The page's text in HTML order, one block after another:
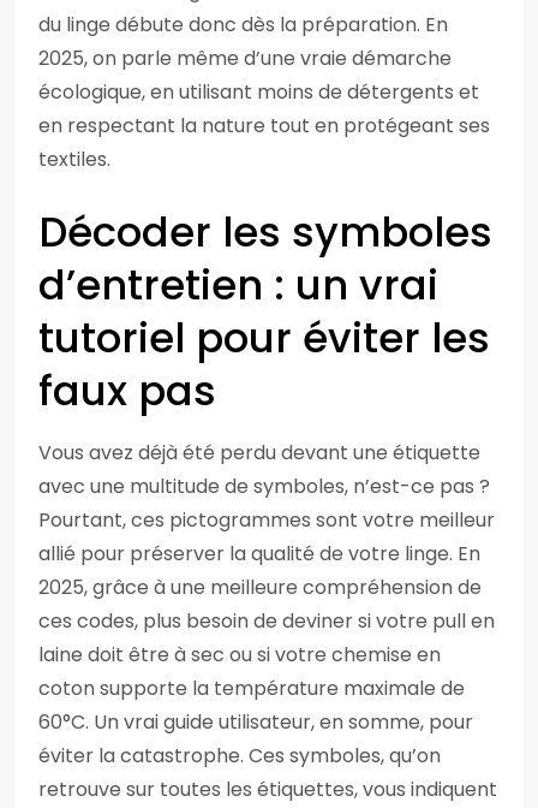
du linge débute donc dès la préparation. En
2025, on parle même d’une vraie démarche
écologique, en utilisant moins de détergents et
en respectant la nature tout en protégeant ses
textiles.
Décoder les symboles
d’entretien : un vrai
tutoriel pour éviter les
faux pas
Vous avez déjà été perdu devant une étiquette
avec une multitude de symboles, n’est-ce pas ?
Pourtant, ces pictogrammes sont votre meilleur
allié pour préserver la qualité de votre linge. En
2025, grâce à une meilleure compréhension de
ces codes, plus besoin de deviner si votre pull en
laine doit être à sec ou si votre chemise en
coton supporte la température maximale de
60°C. Un vrai guide utilisateur, en somme, pour
éviter la catastrophe. Ces symboles, qu’on
retrouve sur toutes les étiquettes, vous indiquent